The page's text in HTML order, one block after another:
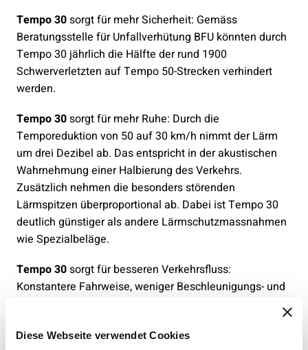
Diese Webseite verwendet Cookies
Tempo 30sorgt für mehr Sicherheit: Gemäss
Beratungsstelle für Unfallverhütung BFU könnten durch
Tempo 30 jährlich die Hälfte der rund 1900
Schwerverletzten auf Tempo 50-Strecken verhindert
werden.
Tempo 30sorgt für mehr Ruhe: Durch die
Temporeduktion von 50 auf 30 km/h nimmt der Lärm
um drei Dezibel ab. Das entspricht in der akustischen
Wahrnehmung einer Halbierung des Verkehrs.
Zusätzlich nehmen die besonders störenden
Lärmspitzen überproportional ab. Dabei ist Tempo 30
deutlich günstiger als andere Lärmschutzmassnahmen
wie Spezialbeläge.
Tempo 30sorgt für besseren Verkehrsfluss:
Konstantere Fahrweise, weniger Beschleunigungs- und
Bremsvorgänge, bessere Kommunikation zwischen den
Geschwindigkeitsunterschiede und geringere